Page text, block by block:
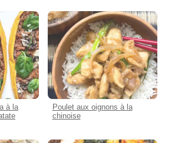
à la
Poulet aux oignons à la
chinoise